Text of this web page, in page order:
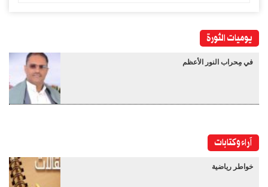
يوميات الثورة
في مِحراب النور الأعظم
آراء وكتابات
خواطر رياضية